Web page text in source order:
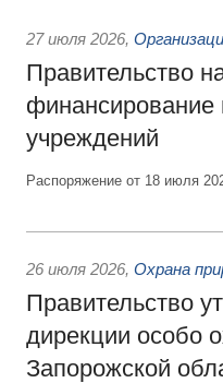
27 июля 2026,
Правительство
финансирование
учреждений
Распоряжение от 18 июля
26 июля 2026, Охрана
Правительство
дирекции особо
Запорожской